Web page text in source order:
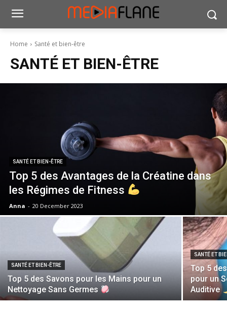
Home Santé et bien-être
SANTÉ ET BIEN-ÊTRE
SANTÉ ET BIEN-ÊTRE
Top 5 des Avantages de la Créatine dans
les Régimes de Fitness
Anna - 20 December 2023
SANTÉ ET BIEN-ÊTRE
Top 5 des Savons pour les Mains pour un
Nettoyage Sans Germes
SANTÉ ET
Top 5
pour un
Auditive